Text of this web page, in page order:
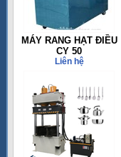
MÁY RANG HẠT ĐIỀU
CY 50
Liên hệ